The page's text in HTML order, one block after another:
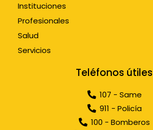
Instituciones
Profesionales
Salud
Servicios
Teléfonos útiles
107 - Same
911 - Policía
100 - Bomberos